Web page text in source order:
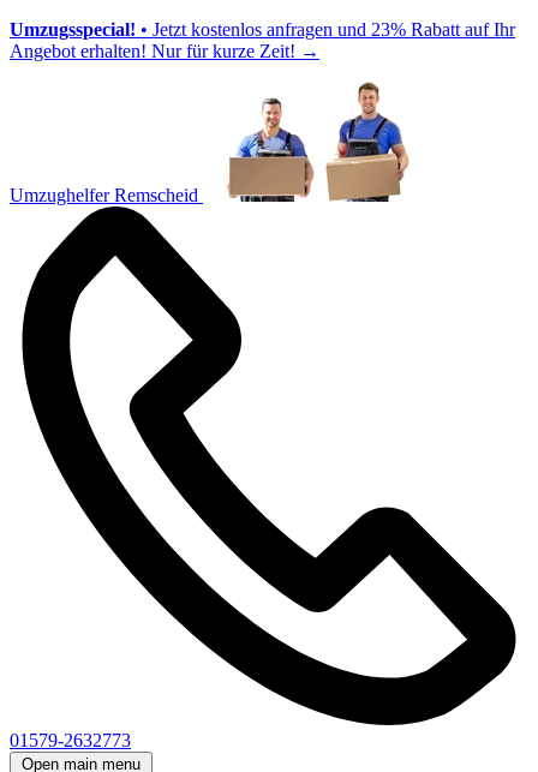
Umzugsspecial! • Jetzt kostenlos anfragen und 23% Rabatt auf Ihr
Angebot erhalten! Nur für kurze Zeit! →
Umzughelfer Remscheid
01579-2632773
Open main menu